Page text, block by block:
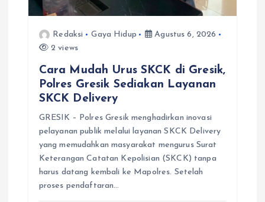
Redaksi Gaya Hidup
Agustus 6, 2026
2 views
Cara Mudah Urus SKCK di Gresik,
Polres Gresik Sediakan Layanan
SKCK Delivery
GRESIK – Polres Gresik menghadirkan inovasi
pelayanan publik melalui layanan SKCK Delivery
yang memudahkan masyarakat mengurus Surat
Keterangan Catatan Kepolisian (SKCK) tanpa
harus datang kembali ke Mapolres. Setelah
proses pendaftaran…